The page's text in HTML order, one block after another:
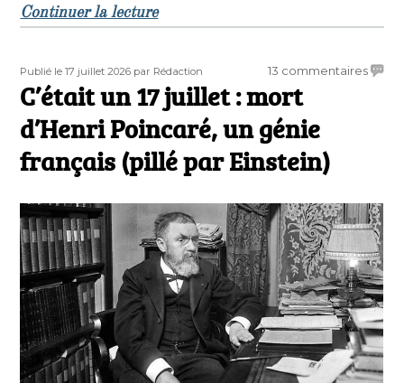
Continuer la lecturede « C’était un 18 juillet… »
Publié
le
Publié le 17 juillet 2026 Auteur
par Rédaction 13 commentairessur
un
génie
(pillé
par
C’était un 17 juillet : mort
d’Henri Poincaré, un génie
français (pillé par Einstein)